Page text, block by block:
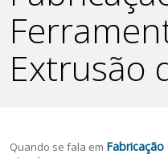
Extrusão
Quando se fala em